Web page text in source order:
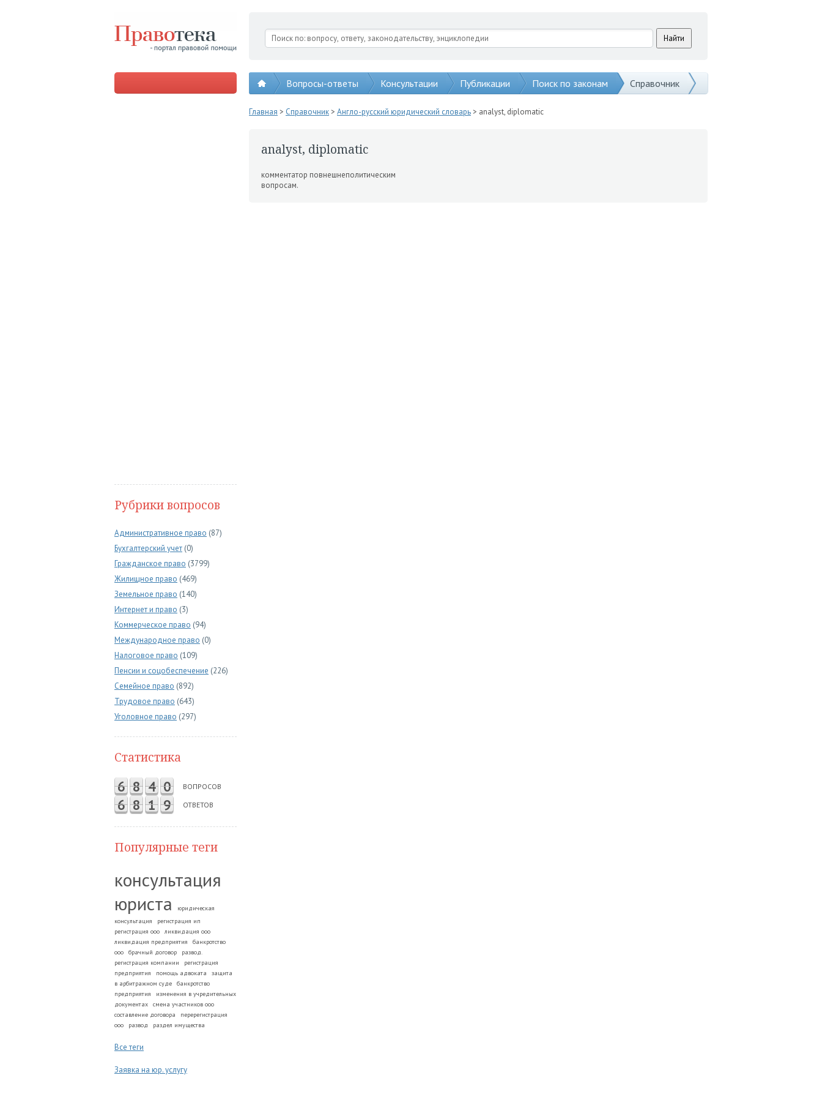
Вопросы-ответы Консультации Публикации Поиск по законам Справочник
Рубрики вопросов
Административное право (87)
Бухгалтерский учет (0)
Гражданское право (3799)
Жилищное право (469)
Земельное право (140)
Интернет и право (3)
Коммерческое право (94)
Международное право (0)
Налоговое право (109)
Пенсии и соцобеспечение (226)
Семейное право (892)
Трудовое право (643)
Уголовное право (297)
Статистика
6 8 4 0 ВОПРОСОВ
6 8 1 9 ОТВЕТОВ
Популярные теги
консультация
юриста
юридическая
консультация
регистрация ип
регистрация ооо
ликвидация ооо
ликвидация предприятия
банкротство
ооо
брачный договор
развод.
регистрация компании
регистрация
предприятия
помощь адвоката
защита
в арбитражном суде
банкротство
предприятия
изменения в учредительных
документах
смена участников ооо
составление договора
перерегистрация
ооо
развод раздел имущества
Все теги
Заявка на юр. услугу
Главная > Справочник> Англо-русский юридический словарь> analyst, diplomatic
analyst, diplomatic
комментатор повнешнеполитическим
вопросам.